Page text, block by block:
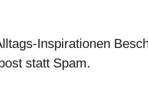
Inspirationen
statt Spam.